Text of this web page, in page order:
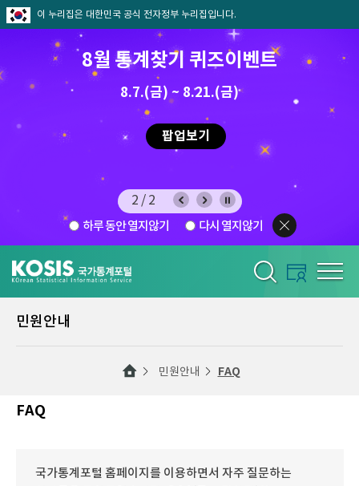
이 누리집은 대한민국 공식 전자정부 누리집입니다.
2026.7.29 ~ 8.7
8월 통계찾기 퀴즈이벤트
8.7.(금) ~ 8.21.(금)
팝업보기
2/2
하루 동안 열지않기 다시 열지않기
민원안내
민원안내 FAQ
FAQ
국가통계포털 홈페이지를 이용하면서 자주 질문하는